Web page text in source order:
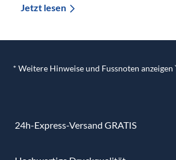
Jetzt lesen
* Weitere Hinweise und Fussnoten anzeigen
24h-Express-Versand GRATIS